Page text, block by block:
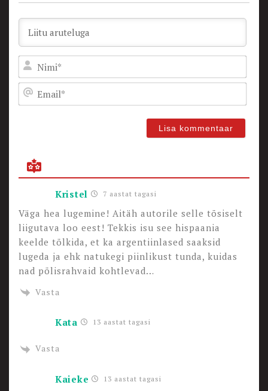
Kristel 7 aastat tagasi
Väga hea lugemine! Aitäh autorile selle tõsiselt
liigutava loo eest! Tekkis isu see hispaania
keelde tõlkida, et ka argentiinlased saaksid
lugeda ja ehk natukegi piinlikust tunda, kuidas
nad põlisrahvaid kohtlevad…
Vasta
Kata 13 aastat tagasi
Vasta
Kaieke 13 aastat tagasi